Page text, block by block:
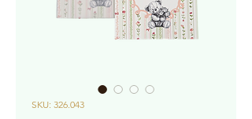
SKU: 326.043